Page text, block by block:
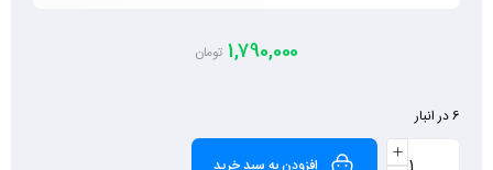
1,790,000 تومان
6 در انبار
افزودن به سبد خرید